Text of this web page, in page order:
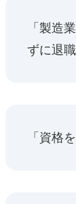
「製造
ずに退
「資格